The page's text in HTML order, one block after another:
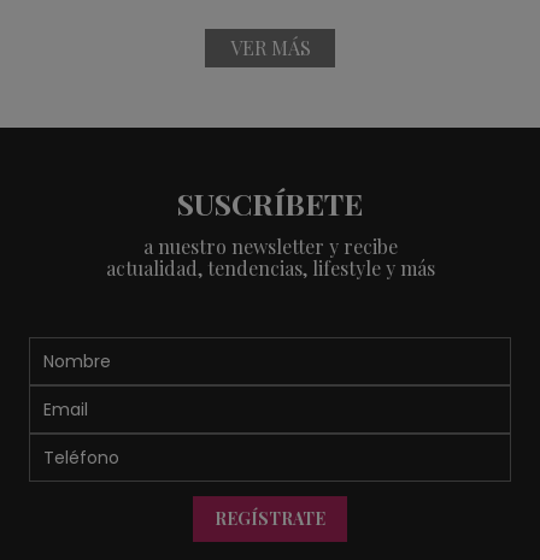
VER MÁS
SUSCRÍBETE
a nuestro newsletter y recibe
actualidad, tendencias, lifestyle y más
REGÍSTRATE